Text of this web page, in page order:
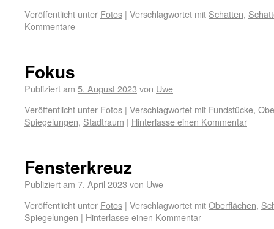
Veröffentlicht unter Fotos | Verschlagwortet mit Schatten,
Kommentare
Fokus
Publiziert am 5. August 2023 von Uwe
Veröffentlicht unter Fotos | Verschlagwortet mit Fundstücke,
Spiegelungen, Stadtraum | Hinterlasse einen Kommentar
Fensterkreuz
Publiziert am 7. April 2023 von Uwe
Veröffentlicht unter Fotos | Verschlagwortet mitOberflächen,
Spiegelungen | Hinterlasse einen Kommentar